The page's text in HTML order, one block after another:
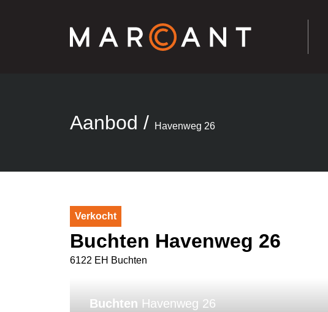
Aanbod / Havenweg 26
Verkocht
Buchten Havenweg 26
6122 EH Buchten
Buchten Havenweg 26